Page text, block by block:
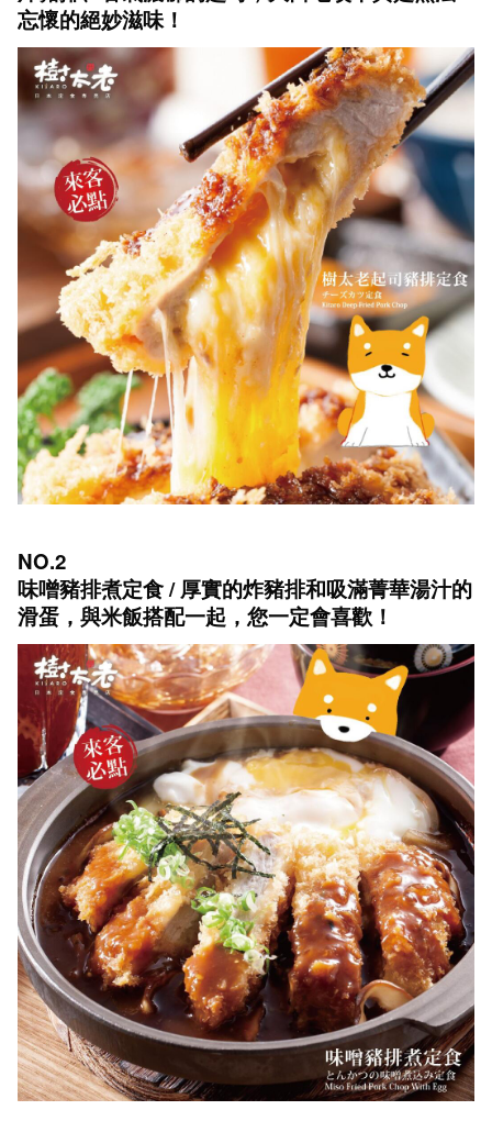
忘懷的絕妙滋味！
NO.2
味噌豬排煮定食 / 厚實的炸豬排和吸滿菁華湯汁的
滑蛋，與米飯搭配一起，您一定會喜歡！